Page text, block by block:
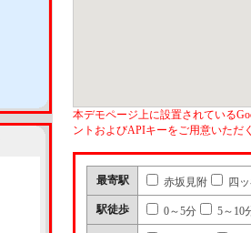
本デモページ上に設置されている
ントおよびAPIキーをご用意いただ
最寄駅 赤坂見附 四
駅徒歩 0～5分 5～10